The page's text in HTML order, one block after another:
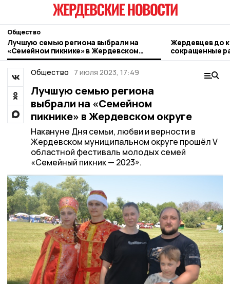
Общество
Лучшую семью региона выбрали на
«Семейном пикнике» в Жердевском
округе
Жердевцев до
сокращенные
Общество 7 июля 2023, 17:49
Лучшую семью региона
выбрали на «Семейном
пикнике» в Жердевском округе
Накануне Дня семьи, любви и верности в
Жердевском муниципальном округе прошёл V
областной фестиваль молодых семей
«Семейный пикник — 2023».